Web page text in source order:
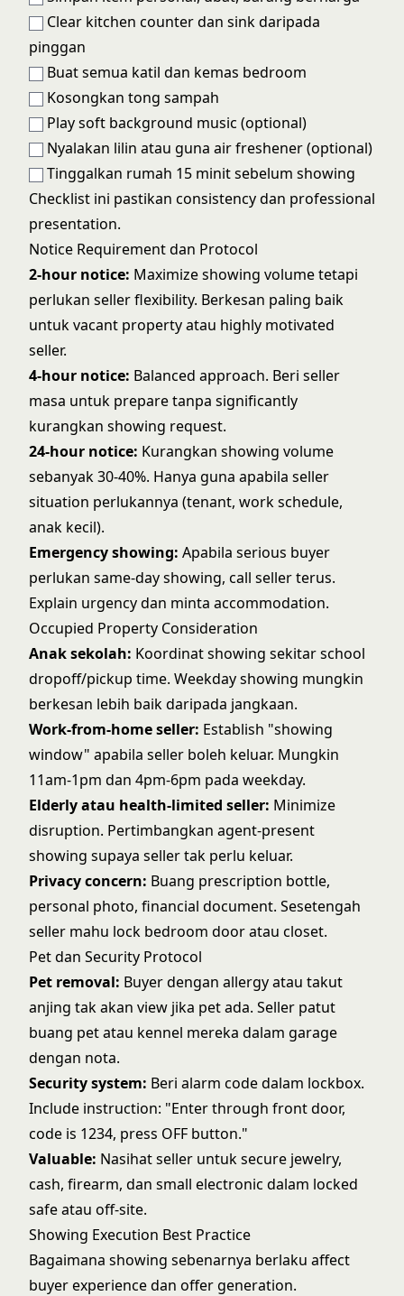
Clear kitchen counter dan sink daripada
pinggan
Buat semua katil dan kemas bedroom
Kosongkan tong sampah
Play soft background music (optional)
Nyalakan lilin atau guna air freshener (optional)
Tinggalkan rumah 15 minit sebelum showing
Checklist ini pastikan consistency dan professional
presentation.
Notice Requirement dan Protocol
2-hour notice: Maximize showing volume tetapi
perlukan seller flexibility. Berkesan paling baik
untuk vacant property atau highly motivated
seller.
4-hour notice: Balanced approach. Beri seller
masa untuk prepare tanpa significantly
kurangkan showing request.
24-hour notice: Kurangkan showing volume
sebanyak 30-40%. Hanya guna apabila seller
situation perlukannya (tenant, work schedule,
anak kecil).
Emergency showing: Apabila serious buyer
perlukan same-day showing, call seller terus.
Explain urgency dan minta accommodation.
Occupied Property Consideration
Anak sekolah: Koordinat showing sekitar school
dropoff/pickup time. Weekday showing mungkin
berkesan lebih baik daripada jangkaan.
Work-from-home seller: Establish "showing
window" apabila seller boleh keluar. Mungkin
11am-1pm dan 4pm-6pm pada weekday.
Elderly atau health-limited seller: Minimize
disruption. Pertimbangkan agent-present
showing supaya seller tak perlu keluar.
Privacy concern: Buang prescription bottle,
personal photo, financial document. Sesetengah
seller mahu lock bedroom door atau closet.
Pet dan Security Protocol
Pet removal: Buyer dengan allergy atau takut
anjing tak akan view jika pet ada. Seller patut
buang pet atau kennel mereka dalam garage
dengan nota.
Security system: Beri alarm code dalam lockbox.
Include instruction: "Enter through front door,
code is 1234, press OFF button."
Valuable: Nasihat seller untuk secure jewelry,
cash, firearm, dan small electronic dalam locked
safe atau off-site.
Showing Execution Best Practice
Bagaimana showing sebenarnya berlaku affect
buyer experience dan offer generation.